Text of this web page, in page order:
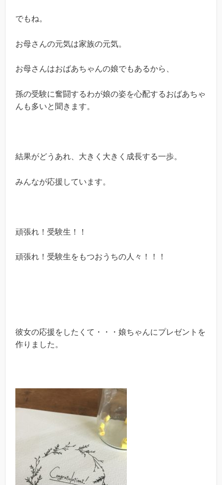
でもね。
お母さんの元気は家族の元気。
お母さんはおばあちゃんの娘でもあるから、
孫の受験に奮闘するわが娘の姿を心配するおばあちゃ
んも多いと聞きます。
結果がどうあれ、大きく大きく成長する一歩。
みんなが応援しています。
頑張れ！受験生！！
頑張れ！受験生をもつおうちの人々！！！
彼女の応援をしたくて・・・娘ちゃんにプレゼントを
作りました。